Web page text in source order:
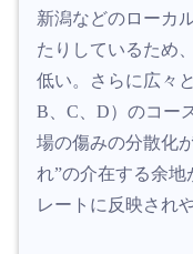
新潟などのローカ
たりしているため
低い。さらに広々
B、C、D）のコー
場の傷みの分散化
れ”の介在する余
レートに反映され